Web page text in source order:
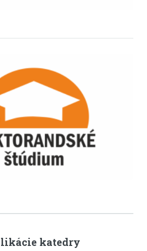
katedry